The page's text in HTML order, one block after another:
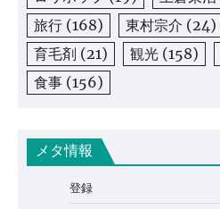
旅行 (168) 東村宗介 (24)
育毛剤 (21) 観光 (158)
食事 (156)
メタ情報
登録